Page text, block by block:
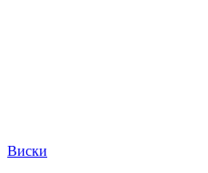
Виски